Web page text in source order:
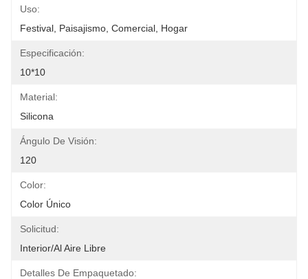
Uso:
Festival, Paisajismo, Comercial, Hogar
Especificación:
10*10
Material:
Silicona
Ángulo De Visión:
120
Color:
Color Único
Solicitud:
Interior/al Aire Libre
Detalles De Empaquetado: